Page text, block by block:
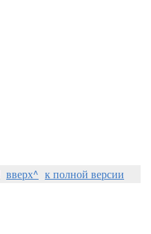
вверх^ к полной версии